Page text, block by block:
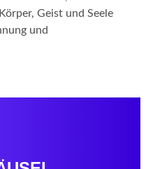
Geist und Seele
und